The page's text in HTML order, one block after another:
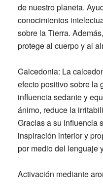
de nuestro planeta.
conocimientos
sobre la Tierra.
protege al cuerpo y al
Calcedonia: La
efecto positivo sobre la
influencia sedante y
ánimo, reduce la
Gracias a su influencia
inspiración interior y
por medio del lenguaje
Activación mediante